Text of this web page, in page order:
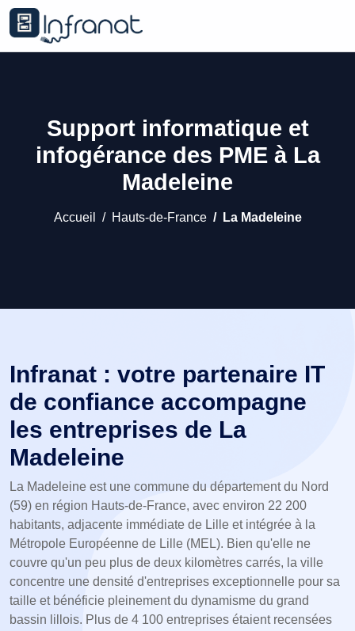
Support informatique et
infogérance des PME à La
Madeleine
Accueil Hauts-de-France La Madeleine
Infranat : votre partenaire IT
de confiance accompagne
les entreprises de La
Madeleine
La Madeleine est une commune du département du Nord
(59) en région Hauts-de-France, avec environ 22 200
habitants, adjacente immédiate de Lille et intégrée à la
Métropole Européenne de Lille (MEL). Bien qu'elle ne
couvre qu'un peu plus de deux kilomètres carrés, la ville
concentre une densité d'entreprises exceptionnelle pour sa
taille et bénéficie pleinement du dynamisme du grand
bassin lillois. Plus de 4 100 entreprises étaient recensées